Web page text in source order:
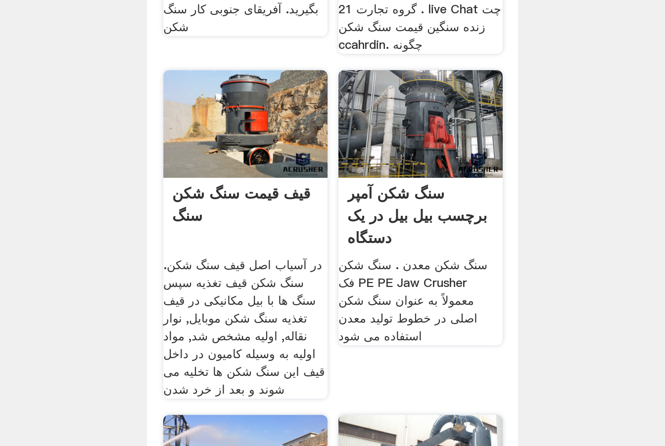
بگیرید. آفریقای جنوبی کار سنگ
شکن
گروه تجارت 21 . live Chat چت
زنده سنگین قیمت سنگ شکن
ccahrdin. چگونه
قیف قیمت سنگ شکن
سنگ
در آسیاب اصل قیف سنگ شکن.
سنگ شکن قیف تغذیه سپس
سنگ ها با بیل مکانیکی در قیف
تغذیه سنگ شکن موبایل, نوار
نقاله, اولیه مشخص شد, مواد
اولیه به وسیله کامیون در داخل
قیف این سنگ شکن ها تخلیه می
شوند و بعد از خرد شدن
سنگ شکن آمپر
برچسب بیل بیل در یک
دستگاه
سنگ شکن معدن . سنگ شکن
فک PE PE Jaw Crusher
معمولاً به عنوان سنگ شکن
اصلی در خطوط تولید معدن
استفاده می شود